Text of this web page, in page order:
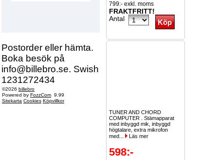
Postorder eller hämta.
Boka besök på
info@billebro.se. Swish
1231272434
©2026 billebro
Powered by FozzCom 9.99
Sitekarta Cookies Köpvillkor
799:- exkl. moms
FRAKTFRITT!
Antal
TUNER AND CHORD
COMPUTER . Stämapparat
med inbyggd mik, inbyggd
högtalare, extra mikrofon
med...
Läs mer
598:-